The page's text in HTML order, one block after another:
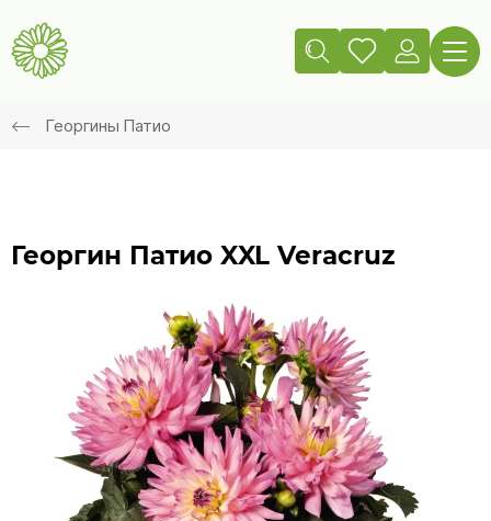
Георгины Патио
Георгин Патио XXL Veracruz